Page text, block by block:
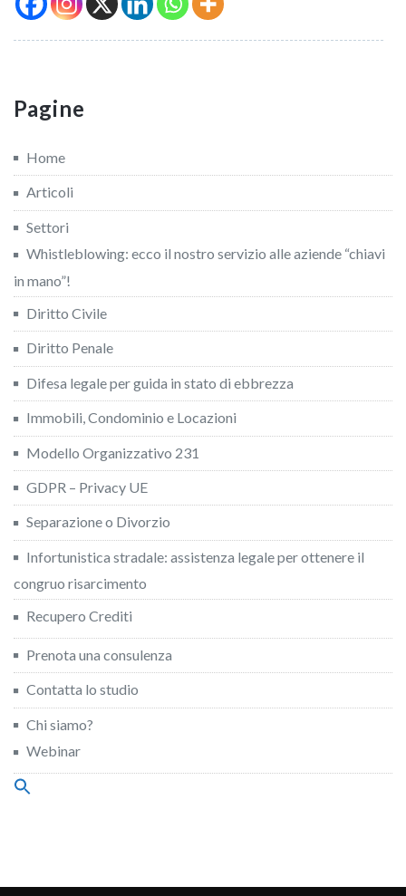
Pagine
Home
Articoli
Settori
Whistleblowing: ecco il nostro servizio alle aziende “chiavi
in mano”!
Diritto Civile
Diritto Penale
Difesa legale per guida in stato di ebbrezza
Immobili, Condominio e Locazioni
Modello Organizzativo 231
GDPR – Privacy UE
Separazione o Divorzio
Infortunistica stradale: assistenza legale per ottenere il
congruo risarcimento
Recupero Crediti
Prenota una consulenza
Contatta lo studio
Chi siamo?
Webinar
Search